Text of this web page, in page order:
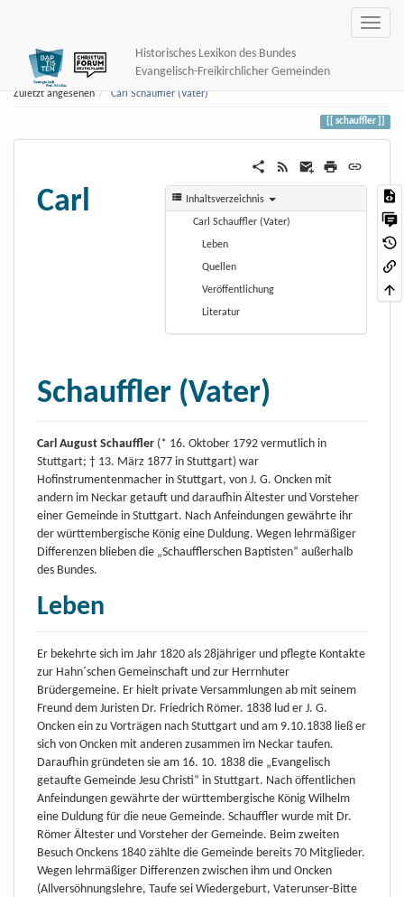
Historisches Lexikon des Bundes
Evangelisch-Freikirchlicher Gemeinden
Zuletzt angesehen Carl Schauffler (Vater)
schauffler
Inhaltsverzeichnis
Carl Schauffler (Vater)
Leben
Quellen
Veröffentlichung
Literatur
Carl
Schauffler (Vater)
Carl August Schauffler (* 16. Oktober 1792 vermutlich in
Stuttgart; † 13. März 1877 in Stuttgart) war
Hofinstrumentenmacher in Stuttgart, von J. G. Oncken mit
andern im Neckar getauft und daraufhin Ältester und Vorsteher
einer Gemeinde in Stuttgart. Nach Anfeindungen gewährte ihr
der württembergische König eine Duldung. Wegen lehrmäßiger
Differenzen blieben die „Schaufflerschen Baptisten“ außerhalb
des Bundes.
Leben
Er bekehrte sich im Jahr 1820 als 28jähriger und pflegte Kontakte
zur Hahn´schen Gemeinschaft und zur Herrnhuter
Brüdergemeine. Er hielt private Versammlungen ab mit seinem
Freund dem Juristen Dr. Friedrich Römer. 1838 lud er J. G.
Oncken ein zu Vorträgen nach Stuttgart und am 9.10.1838 ließ er
sich von Oncken mit anderen zusammen im Neckar taufen.
Daraufhin gründeten sie am 16. 10. 1838 die „Evangelisch
getaufte Gemeinde Jesu Christi“ in Stuttgart. Nach öffentlichen
Anfeindungen gewährte der württembergische König Wilhelm
eine Duldung für die neue Gemeinde. Schauffler wurde mit Dr.
Römer Ältester und Vorsteher der Gemeinde. Beim zweiten
Besuch Onckens 1840 zählte die Gemeinde bereits 70 Mitglieder.
Wegen lehrmäßiger Differenzen zwischen ihm und Oncken
(Allversöhnungslehre, Taufe sei Wiedergeburt, Vaterunser-Bitte